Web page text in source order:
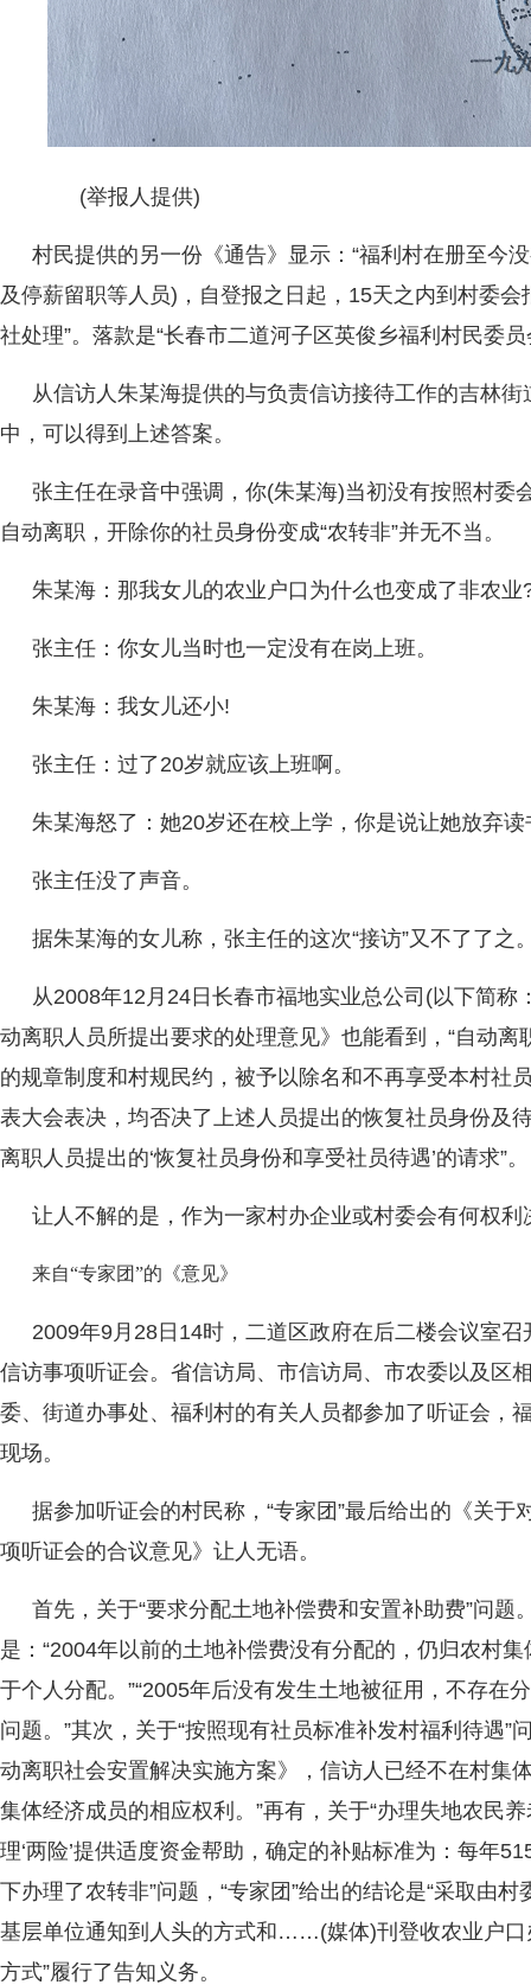
(举报人提供)
村民提供的另一份《通告》显示：“福利村在册至今
及停薪留职等人员)，自登报之日起，15天之内到村委
社处理”。落款是“长春市二道河子区英俊乡福利村民委员
从信访人朱某海提供的与负责信访接待工作的吉林
中，可以得到上述答案。
张主任在录音中强调，你(朱某海)当初没有按照村委
自动离职，开除你的社员身份变成“农转非”并无不当。
朱某海：那我女儿的农业户口为什么也变成了非农
张主任：你女儿当时也一定没有在岗上班。
朱某海：我女儿还小!
张主任：过了20岁就应该上班啊。
朱某海怒了：她20岁还在校上学，你是说让她放弃读
张主任没了声音。
据朱某海的女儿称，张主任的这次“接访”又不了了之
从2008年12月24日长春市福地实业总公司(以下简称
动离职人员所提出要求的处理意见》也能看到，“自动
的规章制度和村规民约，被予以除名和不再享受本村社
表大会表决，均否决了上述人员提出的恢复社员身份及
离职人员提出的‘恢复社员身份和享受社员待遇’的请求”。
让人不解的是，作为一家村办企业或村委会有何权
来自“专家团”的《意见》
2009年9月28日14时，二道区政府在后二楼会议室
信访事项听证会。省信访局、市信访局、市农委以及区
委、街道办事处、福利村的有关人员都参加了听证会，
现场。
据参加听证会的村民称，“专家团”最后给出的《关于
项听证会的合议意见》让人无语。
首先，关于“要求分配土地补偿费和安置补助费”问题
是：“2004年以前的土地补偿费没有分配的，仍归农村
于个人分配。”“2005年后没有发生土地被征用，不存在
问题。”其次，关于“按照现有社员标准补发村福利待遇”
动离职社会安置解决实施方案》，信访人已经不在村集
集体经济成员的相应权利。”再有，关于“办理失地农民
理‘两险’提供适度资金帮助，确定的补贴标准为：每年
下办理了农转非”问题，“专家团”给出的结论是“采取由
基层单位通知到人头的方式和……(媒体)刊登收农业户口
方式”履行了告知义务。